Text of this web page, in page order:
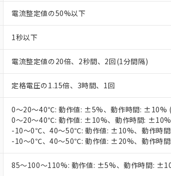
電流整定値の50%以下
1秒以下
電流整定値の20倍、2秒間、2回(1分間隔)
定格電圧の1.15倍、3時間、1回
0～20～40℃: 動作値: ±5%、動作時間: ±10%
0～20～40℃: 動作値: ±10%、動作時間:
-10～0℃、40～50℃: 動作値: ±10%、動作時
-10～0℃、40～50℃: 動作値: ±20%、動作時
85～100～110%: 動作値: ±5%、動作時間:
51物質の非含有証明書（当社基準）
※本証明書は発行日時点で非含有を証明するもの
また、RoHS指令のフタル酸エステル類４物質
混在することから備考欄に対応日を記載しており
既に当社にて対応品への在庫切替を完了してい